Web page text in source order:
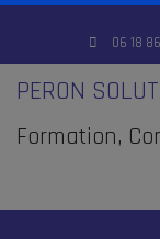
06 18
PERON
Formation,